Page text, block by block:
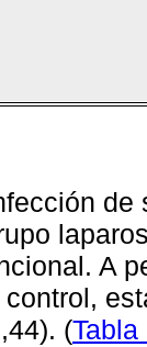
A
(Tabla